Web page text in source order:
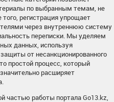
по выбранным темам, не
регистрация упрощает
через внутреннюю систему
переписки. Мы уделяем
данных, используя
от несанкционированного
простой процесс, который
расширяет
частью работы портала Go13.kz,